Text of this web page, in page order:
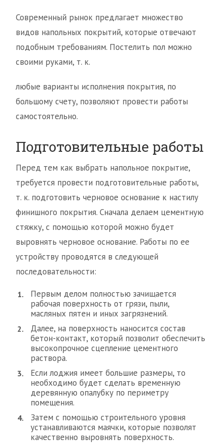
Современный рынок предлагает множество
видов напольных покрытий, которые отвечают
подобным требованиям. Постелить пол можно
своими руками, т. к.
любые варианты исполнения покрытия, по
большому счету, позволяют провести работы
самостоятельно.
Подготовительные работы
Перед тем как выбрать напольное покрытие,
требуется провести подготовительные работы,
т. к. подготовить черновое основание к настилу
финишного покрытия. Сначала делаем цементную
стяжку, с помощью которой можно будет
выровнять черновое основание. Работы по ее
устройству проводятся в следующей
последовательности:
Первым делом полностью зачищается
рабочая поверхность от грязи, пыли,
масляных пятен и иных загрязнений.
Далее, на поверхность наносится состав
бетон-контакт, который позволит обеспечить
высокопрочное сцепление цементного
раствора.
Если лоджия имеет большие размеры, то
необходимо будет сделать временную
деревянную опалубку по периметру
помещения.
Затем с помощью строительного уровня
устанавливаются маячки, которые позволят
качественно выровнять поверхность.